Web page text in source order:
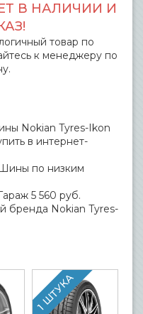
В НАЛИЧИИ И
товар по
к менеджеру по
Nokian Tyres-Ikon
в интернет-
по низким
5 560 руб.
бренда Nokian Tyres-
1 ШТУКА